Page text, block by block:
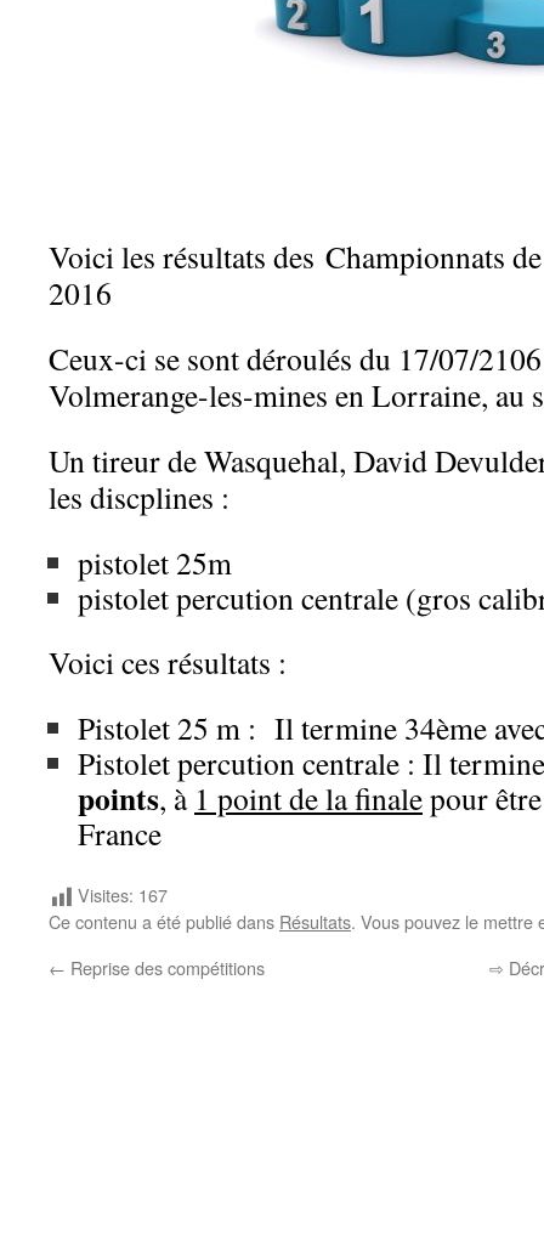
Voici les résultats des Championnats
2016
Ceux-ci se sont déroulés du 17/07/
Volmerange-les-mines en Lorraine, au
Un tireur de Wasquehal, David
les discplines :
pistolet 25m
pistolet percution centrale (gros
Voici ces résultats :
Pistolet 25 m : Il termine 34ème
Pistolet percution centrale : Il
points, à 1 point de la finalepour
France
Visites: 167
Ce contenu a été publié dans Résultats. Vous pouvez le mettre
← Reprise des compétitions ⇨